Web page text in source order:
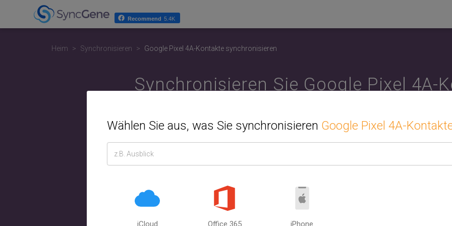
Heim Synchronisieren Google Pixel 4A-Kontakte synchronisieren
Synchronisieren Sie Google Pixel 4A-
Android oder iPhone, PC oder
Wählen Sie die zweite Quelle oder das zweite Gerät aus, das Sie mit
und Aufgaben zwischen Computer und Mobiltelefon. Zwischen Google,
Outlook. SyncGene kann Google Pixel 4A-Kontakte mit mehreren
Wählen Sie aus, was Sie synchronisieren Google Pixel 4A-
iCloud Office 365 iPhone
Recommend 5.4K